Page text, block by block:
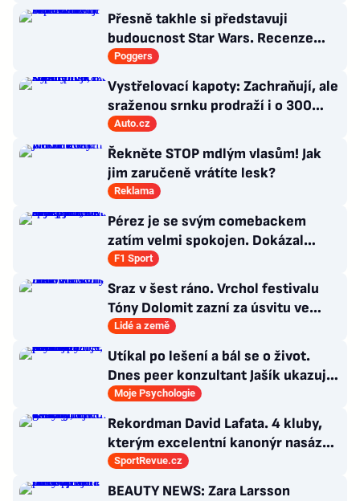
Přesně takhle si představuji
budoucnost Star Wars. Recenze
Star Wars: The Ninth Jedi
Poggers
Vystřelovací kapoty: Zachraňují, ale
sraženou srnku prodraží i o 300
tisíc
Auto.cz
Řekněte STOP mdlým vlasům! Jak
jim zaručeně vrátíte lesk?
Reklama
Pérez je se svým comebackem
zatím velmi spokojen. Dokázal
jsem, že stále patřím k nejlepším,
říká
F1 Sport
Sraz v šest ráno. Vrchol festivalu
Tóny Dolomit zazní za úsvitu ve
3000 metrech
Lidé a země
Utíkal po lešení a bál se o život.
Dnes peer konzultant Jašík ukazuje,
že cesta z psychózy existuje
Moje Psychologie
Rekordman David Lafata. 4 kluby,
kterým excelentní kanonýr nasázel
během kariéry nejvíc gólů
SportRevue.cz
BEAUTY NEWS: Zara Larsson